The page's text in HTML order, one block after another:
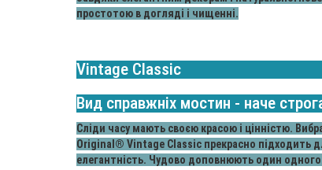
простотою в догляді і чищенні.
Vintage Classic
Вид справжніх мостин - наче
Сліди часу мають своєю красою і цінністю.
Original® Vintage Classic прекрасно підходить
елегантність. Чудово доповнюють один одного